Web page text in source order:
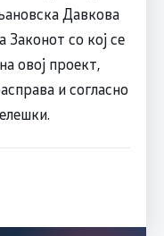
Давкова
Законот со кој се
овој проект,
и согласно